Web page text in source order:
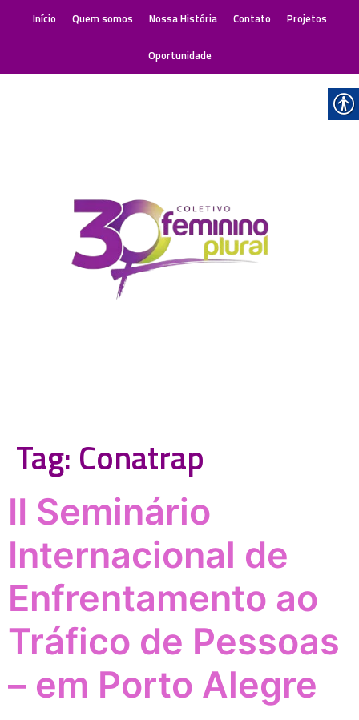
Início Quem somos Nossa História Contato Projetos
Oportunidade
Tag: Conatrap
II Seminário
Internacional de
Enfrentamento ao
Tráfico de Pessoas
– em Porto Alegre